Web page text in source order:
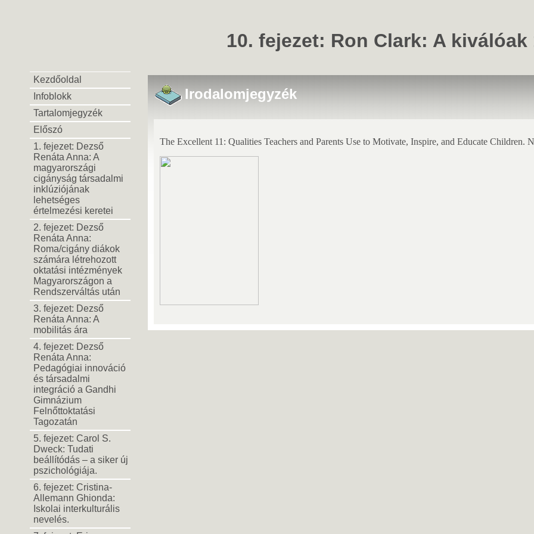
Kezdőoldal
Infoblokk
Tartalomjegyzék
Előszó
1. fejezet: Dezső
Renáta Anna: A
magyarországi
cigányság társadalmi
inklúziójának
lehetséges
értelmezési keretei
2. fejezet: Dezső
Renáta Anna:
Roma/cigány diákok
számára létrehozott
oktatási intézmények
Magyarországon a
Rendszerváltás után
3. fejezet: Dezső
Renáta Anna: A
mobilitás ára
4. fejezet: Dezső
Renáta Anna:
Pedagógiai innováció
és társadalmi
integráció a Gandhi
Gimnázium
Felnőttoktatási
Tagozatán
5. fejezet: Carol S.
Dweck: Tudati
beállítódás – a siker új
pszichológiája.
6. fejezet: Cristina-
Allemann Ghionda:
Iskolai interkulturális
nevelés.
10. fejezet: Ron Clark: A
Irodalomjegyzék
The Excellent 11: Qualities Teachers and Parents Use to Motivate, Inspire, and Educate Children.